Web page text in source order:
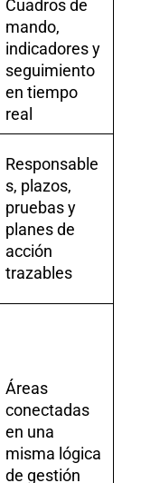
Cuadros de
mando,
indicadores y
seguimiento
en tiempo
real
Responsable
s, plazos,
pruebas y
planes de
acción
trazables
Áreas
conectadas
en una
misma lógica
de gestión